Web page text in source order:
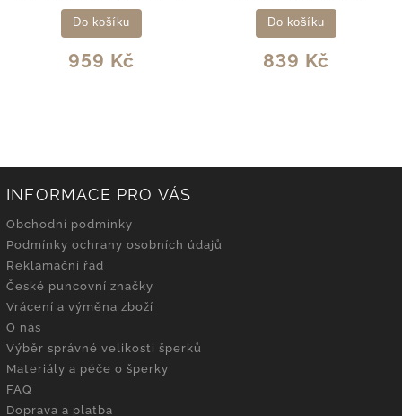
959 Kč
Do košíku
839 Kč
Do košíku
INFORMACE PRO VÁS
Obchodní podmínky
Podmínky ochrany osobních údajů
Reklamační řád
České puncovní značky
Vrácení a výměna zboží
O nás
Výběr správné velikosti šperků
Materiály a péče o šperky
FAQ
Doprava a platba